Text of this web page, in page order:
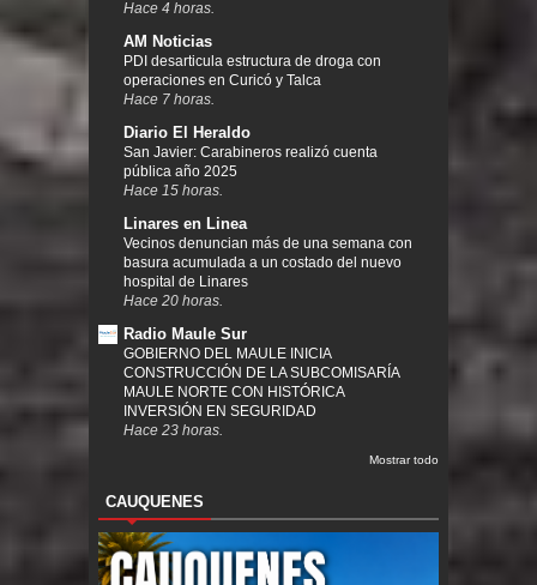
Hace 4 horas.
AM Noticias
PDI desarticula estructura de droga con
operaciones en Curicó y Talca
Hace 7 horas.
Diario El Heraldo
San Javier: Carabineros realizó cuenta
pública año 2025
Hace 15 horas.
Linares en Linea
Vecinos denuncian más de una semana con
basura acumulada a un costado del nuevo
hospital de Linares
Hace 20 horas.
Radio Maule Sur
GOBIERNO DEL MAULE INICIA
CONSTRUCCIÓN DE LA SUBCOMISARÍA
MAULE NORTE CON HISTÓRICA
INVERSIÓN EN SEGURIDAD
Hace 23 horas.
Mostrar todo
CAUQUENES